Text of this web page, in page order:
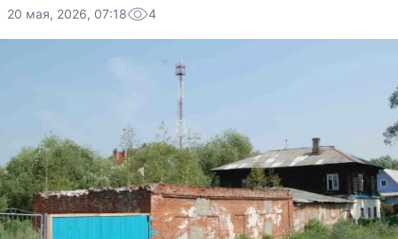
20 мая, 2026, 07:18 4